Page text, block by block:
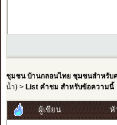
ชุมชน บ้านกลอนไทย ชุมชนสำหรับ
น้ำ) > List คำชม สำหรับข้อความนี้
ผู้เขียน หั